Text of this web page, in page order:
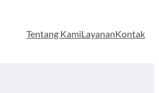
Tentang KamiLayananKontak